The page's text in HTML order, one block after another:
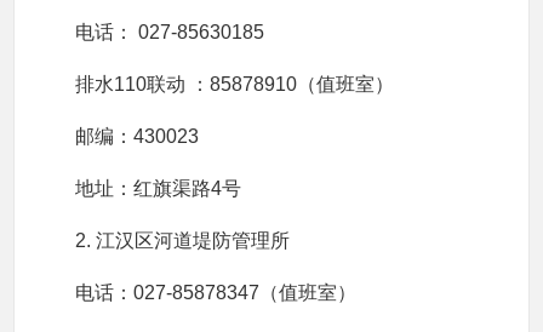
电话： 027-85630185
排水110联动 ：85878910（值班室）
邮编：430023
地址：红旗渠路4号
2. 江汉区河道堤防管理所
电话：027-85878347（值班室）